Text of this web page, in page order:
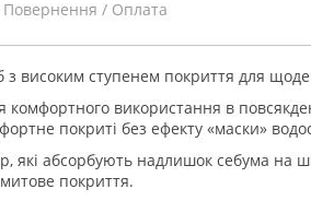
Повернення / Оплата
з високим ступенем покриття для
використання в
покриті без ефекту «маски»
які абсорбують надлишок себума
покриття.